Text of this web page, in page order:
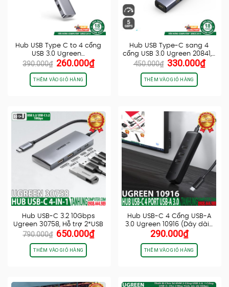
Hub USB Type C to 4 cổng
USB 3.0 Ugreen…
390.000₫ Giá
gốc
là:
390.000₫.
260.000₫Giá
hiện
THÊM VÀO GIỎ HÀNG
Hub USB Type-C sang 4
cổng USB 3.0 Ugreen 20841,…
450.000₫ Giá
gốc
là:
450.000₫.
330.000₫Giá
hiện
THÊM VÀO GIỎ HÀNG
Hub USB-C 3.2 10Gbps
Ugreen 30758, Hỗ trợ 2*USB
3.2…
790.000₫ Giá
gốc
là:
790.000₫.
650.000₫Giá
hiện
THÊM VÀO GIỎ HÀNG
Hub USB-C 4 Cổng USB-A
3.0 Ugreen 10916 (Dây dài…
290.000₫
THÊM VÀO GIỎ HÀNG